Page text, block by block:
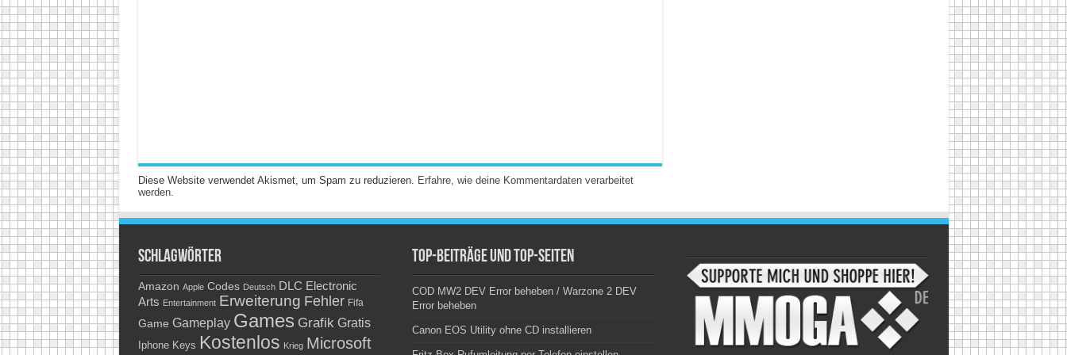
Diese Website verwendet Akismet, um Spam zu reduzieren.
Erfahre, wie deine Kommentardaten verarbeitet
werden.
Schlagwörter
Amazon Apple Codes Deutsch DLC Electronic
Arts Entertainment Erweiterung Fehler Fifa
Game Gameplay Games Grafik Gratis
Iphone Keys Kostenlos Krieg Microsoft
Top-Beiträge und Top-Seiten
COD MW2 DEV Error beheben / Warzone 2 DEV
Error beheben
Canon EOS Utility ohne CD installieren